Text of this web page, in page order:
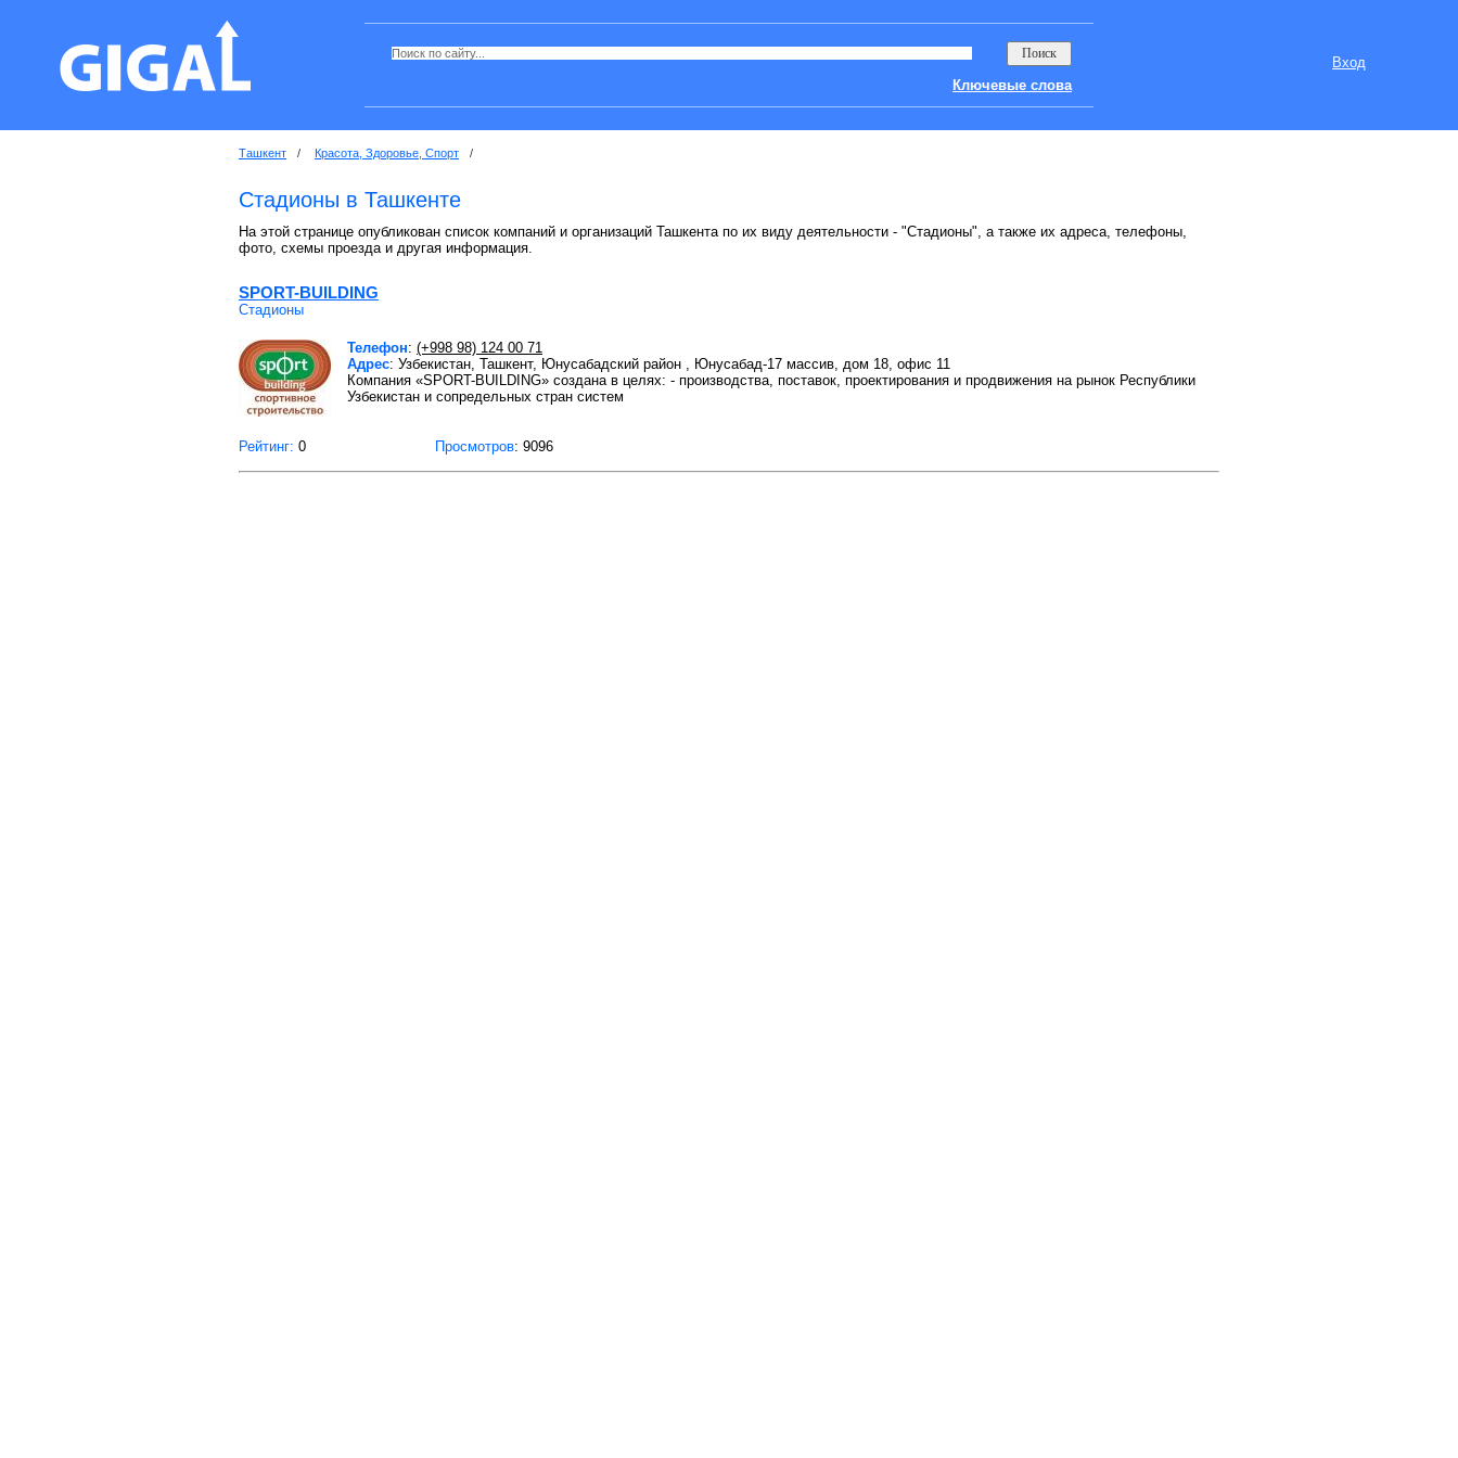
Вход
Ключевые слова
Ташкент / Красота, Здоровье, Спорт /
Стадионы в Ташкенте
На этой странице опубликован список компаний и организаций Ташкента по их виду деятельности - "Стадионы", а также их адреса, телефоны,
фото, схемы проезда и другая информация.
SPORT-BUILDING
Стадионы
Телефон: (+998 98) 124 00 71
Адрес: Узбекистан, Ташкент, Юнусабадский район , Юнусабад-17 массив, дом 18, офис 11
Компания «SPORT-BUILDING» создана в целях: - производства, поставок, проектирования и продвижения на рынок Республики
Узбекистан и сопредельных стран систем
Рейтинг: 0 Просмотров: 9096